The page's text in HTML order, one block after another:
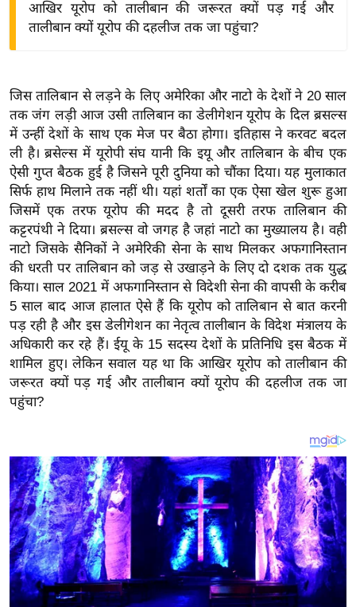
शे
ष
ज्ञ
रा
य
ब
ज
ट
खे
ल
क्रि
के
ट
I
P
0
2
6
क्रा
इ
म
ई
आखिर यूरोप को तालीबान की जरूरत क्यों पड़ गई और
तालीबान क्यों यूरोप की दहलीज तक जा पहुंचा?
जिस तालिबान से लड़ने के लिए अमेरिका और नाटो के देशों ने 20 साल
तक जंग लड़ी आज उसी तालिबान का डेलीगेशन यूरोप के दिल ब्रसल्स
में उन्हीं देशों के साथ एक मेज पर बैठा होगा। इतिहास ने करवट बदल
ली है। ब्रसेल्स में यूरोपी संघ यानी कि इयू और तालिबान के बीच एक
ऐसी गुप्त बैठक हुई है जिसने पूरी दुनिया को चौंका दिया। यह मुलाकात
सिर्फ हाथ मिलाने तक नहीं थी। यहां शर्तों का एक ऐसा खेल शुरू हुआ
जिसमें एक तरफ यूरोप की मदद है तो दूसरी तरफ तालिबान की
कट्टरपंथी ने दिया। ब्रसल्स वो जगह है जहां नाटो का मुख्यालय है। वही
नाटो जिसके सैनिकों ने अमेरिकी सेना के साथ मिलकर अफगानिस्तान
की धरती पर तालिबान को जड़ से उखाड़ने के लिए दो दशक तक युद्ध
किया। साल 2021 में अफगानिस्तान से विदेशी सेना की वापसी के करीब
5 साल बाद आज हालात ऐसे हैं कि यूरोप को तालिबान से बात करनी
पड़ रही है और इस डेलीगेशन का नेतृत्व तालीबान के विदेश मंत्रालय के
अधिकारी कर रहे हैं। ईयू के 15 सदस्य देशों के प्रतिनिधि इस बैठक में
शामिल हुए। लेकिन सवाल यह था कि आखिर यूरोप को तालीबान की
जरूरत क्यों पड़ गई और तालीबान क्यों यूरोप की दहलीज तक जा
पहुंचा?